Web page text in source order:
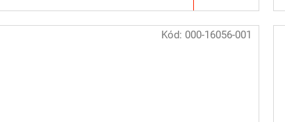
Kód: 000-16056-001